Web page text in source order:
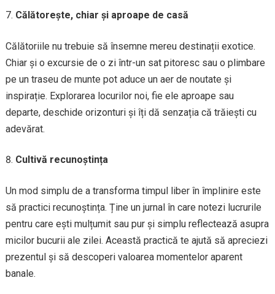
Călătorește, chiar și aproape de casă
Călătoriile nu trebuie să însemne mereu destinații exotice.
Chiar și o excursie de o zi într-un sat pitoresc sau o plimbare
pe un traseu de munte pot aduce un aer de noutate și
inspirație. Explorarea locurilor noi, fie ele aproape sau
departe, deschide orizonturi și îți dă senzația că trăiești cu
adevărat.
Cultivă recunoștința
Un mod simplu de a transforma timpul liber în împlinire este
să practici recunoștința. Ține un jurnal în care notezi lucrurile
pentru care ești mulțumit sau pur și simplu reflectează asupra
micilor bucurii ale zilei. Această practică te ajută să apreciezi
prezentul și să descoperi valoarea momentelor aparent
banale.